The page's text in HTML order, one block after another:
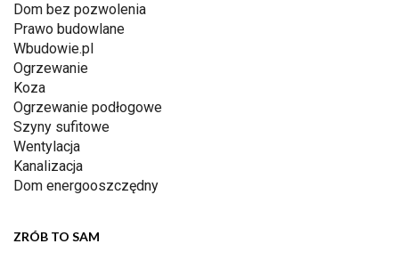
Dom bez pozwolenia
Prawo budowlane
Wbudowie.pl
Ogrzewanie
Koza
Ogrzewanie podłogowe
Szyny sufitowe
Wentylacja
Kanalizacja
Dom energooszczędny
ZRÓB TO SAM